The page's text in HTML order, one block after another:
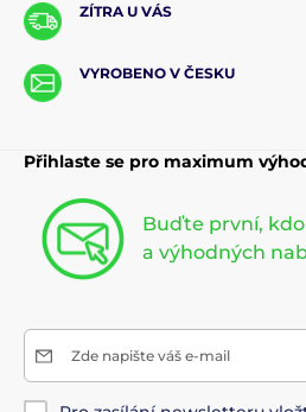
ZÍTRA U VÁS
VYROBENO V ČESKU
Přihlaste se pro maximum
Buďte první,
a výhodných
Zde napište váš e-mail